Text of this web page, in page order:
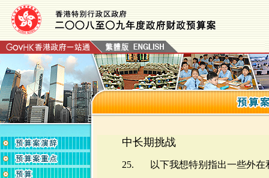
中长期挑战
25. 以下我想特别指出一些外